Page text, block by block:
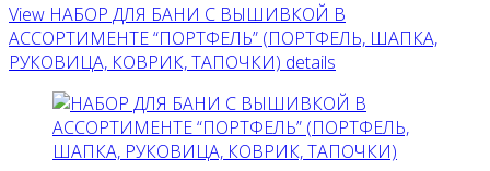
View НАБОР ДЛЯ БАНИ С ВЫШИВКОЙ В
АССОРТИМЕНТЕ “ПОРТФЕЛЬ” (ПОРТФЕЛЬ, ШАПКА,
РУКОВИЦА, КОВРИК, ТАПОЧКИ) details